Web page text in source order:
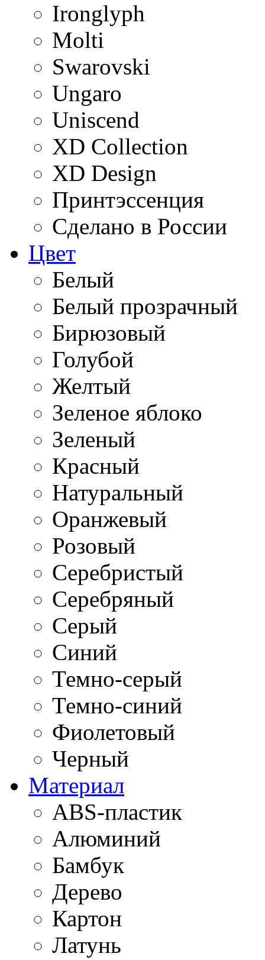
Ironglyph
Molti
Swarovski
Ungaro
Uniscend
XD Collection
XD Design
Принтэссенция
Сделано в России
Цвет
Белый
Белый прозрачный
Бирюзовый
Голубой
Желтый
Зеленое яблоко
Зеленый
Красный
Натуральный
Оранжевый
Розовый
Серебристый
Серебряный
Серый
Синий
Темно-серый
Темно-синий
Фиолетовый
Черный
Материал
ABS-пластик
Алюминий
Бамбук
Дерево
Картон
Латунь